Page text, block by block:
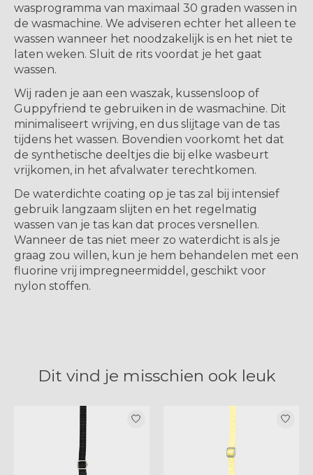
wasprogramma van maximaal 30 graden wassen in
de wasmachine. We adviseren echter het alleen te
wassen wanneer het noodzakelijk is en het niet te
laten weken. Sluit de rits voordat je het gaat
wassen.
Wij raden je aan een waszak, kussensloop of
Guppyfriend te gebruiken in de wasmachine. Dit
minimaliseert wrijving, en dus slijtage van de tas
tijdens het wassen. Bovendien voorkomt het dat
de synthetische deeltjes die bij elke wasbeurt
vrijkomen, in het afvalwater terechtkomen.
De waterdichte coating op je tas zal bij intensief
gebruik langzaam slijten en het regelmatig
wassen van je tas kan dat proces versnellen.
Wanneer de tas niet meer zo waterdicht is als je
graag zou willen, kun je hem behandelen met een
fluorine vrij impregneermiddel, geschikt voor
nylon stoffen.
Dit vind je misschien ook leuk
Items van productcarrousel